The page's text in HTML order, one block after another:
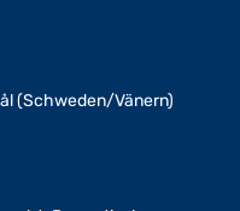
(Schweden/Vänern)